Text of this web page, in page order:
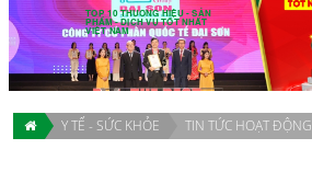
TOP 10 THƯƠNG HIỆU - SẢN
PHẨM - DỊCH VỤ TỐT NHẤT
VIỆT NAM
Y TẾ - SỨC KHỎE TIN TỨC HOẠT ĐỘNG